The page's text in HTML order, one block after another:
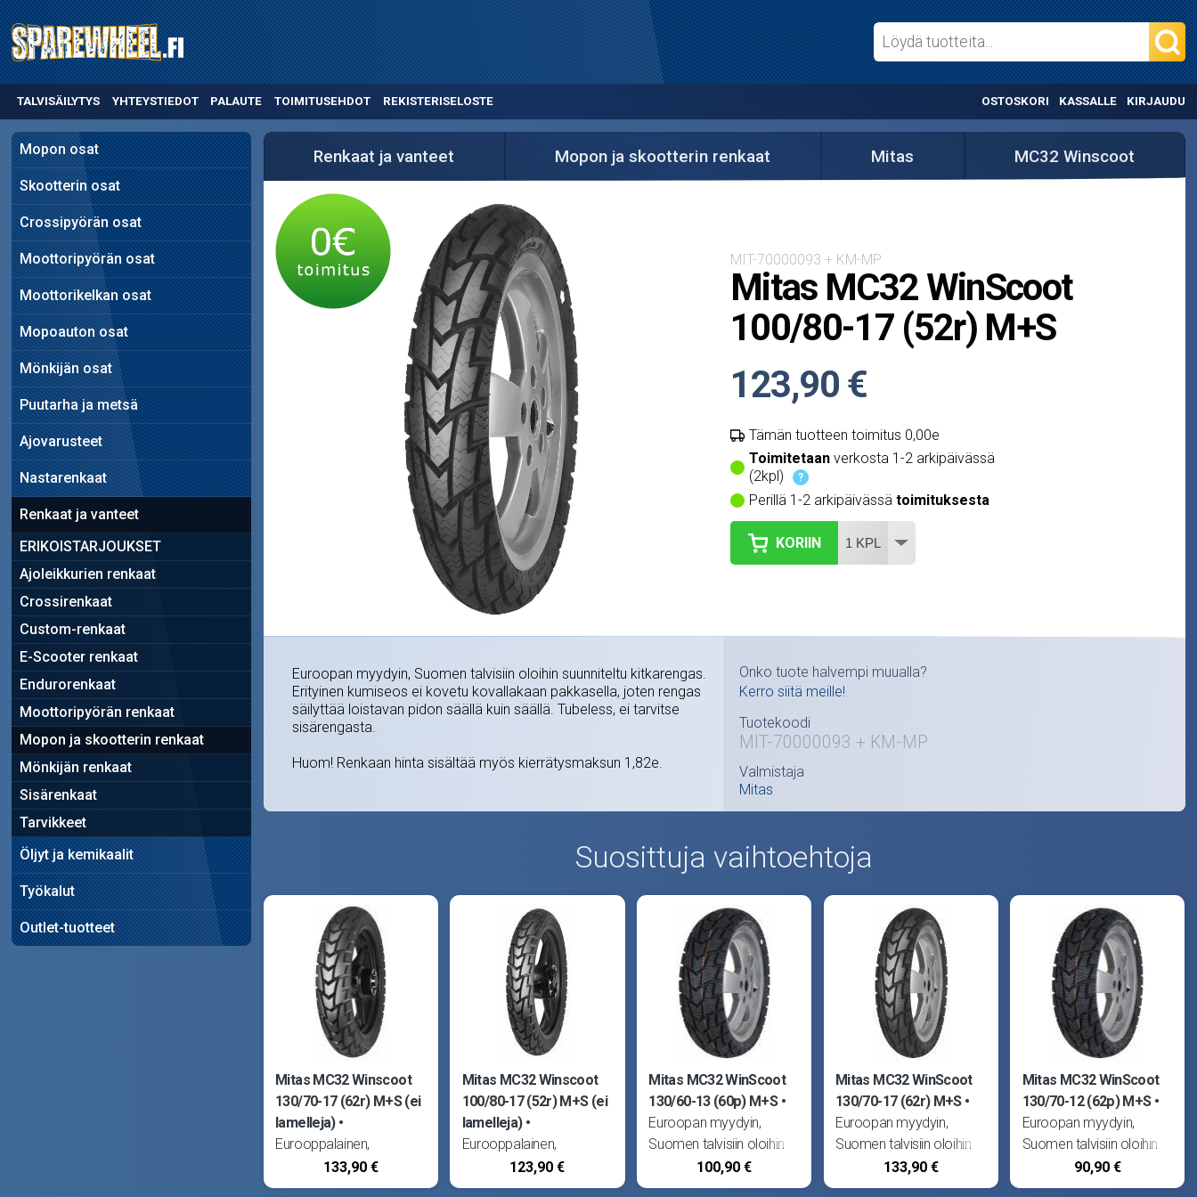
TALVISÄILYTYS YHTEYSTIEDOT PALAUTE TOIMITUSEHDOT REKISTERISELOSTE OSTOSKORI KASSALLE KIRJAUDU
Mopon osat
Skootterin osat
Crossipyörän osat
Moottoripyörän osat
Moottorikelkan osat
Mopoauton osat
Mönkijän osat
Puutarha ja metsä
Ajovarusteet
Nastarenkaat
Renkaat ja vanteet
ERIKOISTARJOUKSET
Ajoleikkurien renkaat
Crossirenkaat
Custom-renkaat
E-Scooter renkaat
Endurorenkaat
Moottoripyörän renkaat
Mopon ja skootterin renkaat
Mönkijän renkaat
Sisärenkaat
Tarvikkeet
Öljyt ja kemikaalit
Työkalut
Outlet-tuotteet
Renkaat ja vanteet Mopon ja skootterin renkaat Mitas MC32 Winscoot
MIT-70000093 + KM-MP
Mitas MC32 WinScoot
100/80-17 (52r) M+S
123,90 €
Tämän tuotteen toimitus 0,00e
Toimitetaanverkosta 1-2 arkipäivässä
(2kpl)
?
Perillä 1-2 arkipäivässä toimituksesta
KORIIN
Euroopan myydyin, Suomen talvisiin oloihin suunniteltu kitkarengas.
Erityinen kumiseos ei kovetu kovallakaan pakkasella, joten rengas
säilyttää loistavan pidon säällä kuin säällä. Tubeless, ei tarvitse
sisärengasta.
Huom! Renkaan hinta sisältää myös kierrätysmaksun 1,82e.
Onko tuote halvempi muualla?
Kerro siitä meille!
Tuotekoodi
MIT-70000093 + KM-MP
Valmistaja
Mitas
Suosittuja vaihtoehtoja
Mitas MC32 Winscoot
130/70-17 (62r) M+S (ei
lamelleja)
Eurooppalainen,
korkealaatuinen
puolikarkea katurengas.
133,90 €
Mitas MC32 Winscoot
100/80-17 (52r) M+S (ei
lamelleja)
Eurooppalainen,
korkealaatuinen
puolikarkea katurengas.
123,90 €
Mitas MC32 WinScoot
130/60-13 (60p) M+S
Euroopan myydyin,
Suomen talvisiin oloihin
suunniteltu kitkarengas.
Erityinen kumiseos ei
100,90 €
Mitas MC32 WinScoot
130/70-17 (62r) M+S
Euroopan myydyin,
Suomen talvisiin oloihin
suunniteltu kitkarengas.
Erityinen kumiseos ei
133,90 €
Mitas MC32 WinScoot
130/70-12 (62p) M+S
Euroopan myydyin,
Suomen talvisiin oloihin
suunniteltu kitkarengas.
Erityinen kumiseos ei
90,90 €